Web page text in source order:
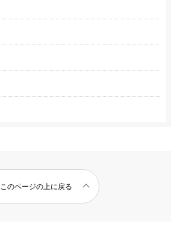
このページの上に戻る